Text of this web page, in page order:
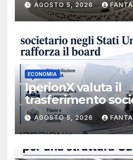
AGOSTO 5, 2026
ECONOMIA
IperionX valuta il
trasferimento
Stati Uniti e
ha nominato
Loparco
indipendente non
AGOSTO 5, 2026